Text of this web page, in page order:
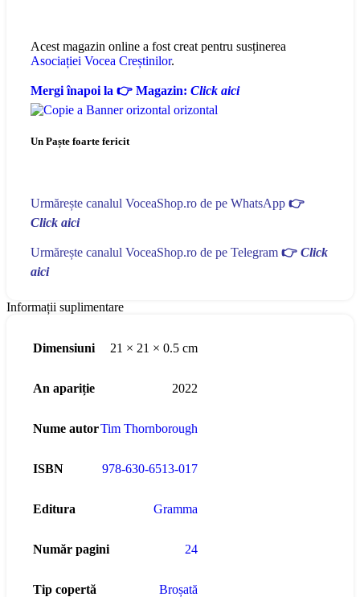
Acest magazin online a fost creat pentru susținerea
Asociației Vocea Creștinilor.
Mergi înapoi la 👉 Magazin: Click aici
Un Paște foarte fericit
Urmărește canalul VoceaShop.ro de pe WhatsApp 👉
Click aici
Urmărește canalul VoceaShop.ro de pe Telegram 👉 Click
aici
Informații suplimentare
Dimensiuni 21 × 21 × 0.5 cm
An apariție 2022
Nume autorTim Thornborough
ISBN 978-630-6513-017
Editura Gramma
Număr pagini 24
Tip copertă
Broșată